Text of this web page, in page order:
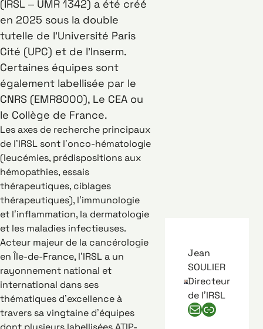
(IRSL – UMR 1342) a été créé
en 2025 sous la double
tutelle de l’Université Paris
Cité (UPC) et de l’Inserm.
Certaines équipes sont
également labellisée par le
CNRS (EMR8000), Le CEA ou
le Collège de France.
Les axes de recherche principaux
de l’IRSL sont l’onco-hématologie
(leucémies, prédispositions aux
hémopathies, essais
thérapeutiques, ciblages
thérapeutiques), l’immunologie
et l’inflammation, la dermatologie
et les maladies infectieuses.
Acteur majeur de la cancérologie
en Île-de-France, l’IRSL a un
rayonnement national et
international dans ses
thématiques d’excellence à
travers sa vingtaine d’équipes
Jean
SOULIER
Directeur
de l’IRSL
E-mail de Jean Soulier
Numéro de téléphone de Jean Soulier